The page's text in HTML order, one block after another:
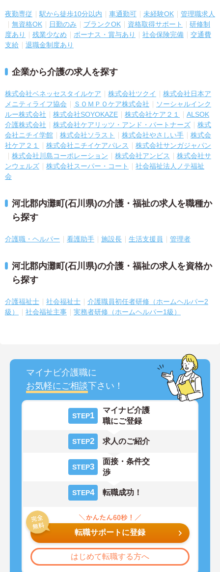
夜勤専従 駅から徒歩10分以内 車通勤可 未経験OK
管理職求人
無資格OK
日勤のみ ブランクOK 資格取得サポート
研修制
度あり
残業少なめ ボーナス・賞与あり 社会保険完備
交通費
支給
退職金制度あり
企業から介護の求人を探す
株式会社ベネッセスタイルケア 株式会社ツクイ
株式会社日本ア
メニティライフ協会
ＳＯＭＰＯケア株式会社
ソーシャルインク
ルー株式会社
株式会社SOYOKAZE 株式会社ケア２１
ALSOK
介護株式会社
株式会社ケアリッツ・アンド・パートナーズ
株式
会社ニチイ学館
株式会社ソラスト 株式会社やさしい手
株式会
社ケア２１
株式会社ニチイケアパレス
株式会社サンガジャパン
株式会社川島コーポレーション
株式会社アンビス
株式会社サ
ンウェルズ
株式会社スーパー・コート
社会福祉法人ノテ福祉
会
河北郡内灘町(石川県)の介護・福祉の求人を職種か
ら探す
介護職・ヘルパー 看護助手 施設長 生活支援員 管理者
河北郡内灘町(石川県)の介護・福祉の求人を資格か
ら探す
介護福祉士 社会福祉士
介護職員初任者研修（ホームヘルパー2
級）
社会福祉主事 実務者研修（ホームヘルパー1級）
マイナビ介護職に
お気軽にご相談下さい！
STEP1
マイナビ介護
職にご登録
STEP2 求人のご紹介
STEP3
面接・条件交
渉
STEP4 転職成功！
転職サポートに登録
はじめて転職する方へ